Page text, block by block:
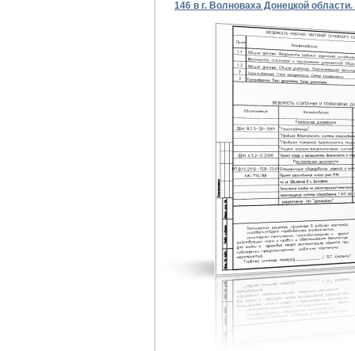
146 в г. Волноваха Донецкой